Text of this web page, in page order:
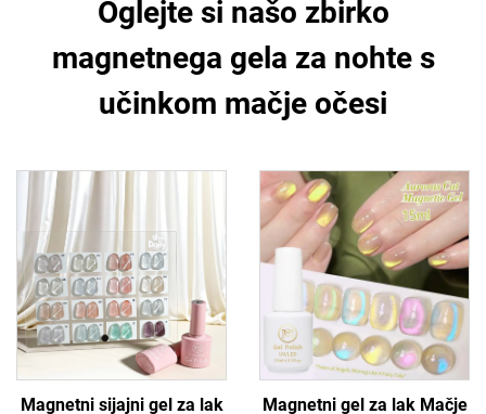
Oglejte si našo zbirko
magnetnega gela za nohte s
učinkom mačje očesi
Magnetni sijajni gel za lak Magnetni gel za lak Mačje